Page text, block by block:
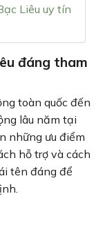
Liêu uy tín
đáng tham
toàn quốc đến
lâu năm tại
những ưu điểm
hỗ trợ và cách
tên đáng để